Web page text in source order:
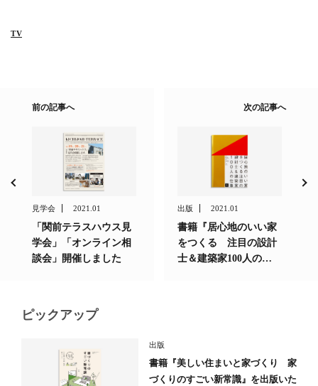
TV
前の記事へ
見学会 2021.01
「関前テラスハウス見
学会」「オンライン相
談会」開催しました
次の記事へ
出版 2021.01
書籍『居心地のいい家
をつくる 注目の設計
士＆建築家100人の…
ピックアップ
出版
書籍『美しい住まいと家づくり 家
づくりのすごい新常識』を出版いた